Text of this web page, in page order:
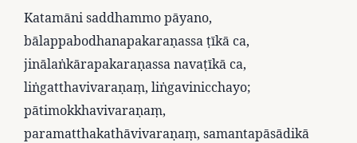
Katamāni saddhammo pāyano,
bālappabodhanapakaraṇassa ṭīkā ca,
jinālaṅkārapakaraṇassa navaṭīkā ca,
liṅgatthavivaraṇaṃ, liṅgavinicchayo;
pātimokkhavivaraṇaṃ,
paramatthakathāvivaraṇaṃ, samantapāsādikā